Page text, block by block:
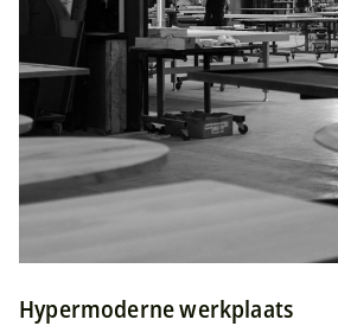
Hypermoderne werkplaats